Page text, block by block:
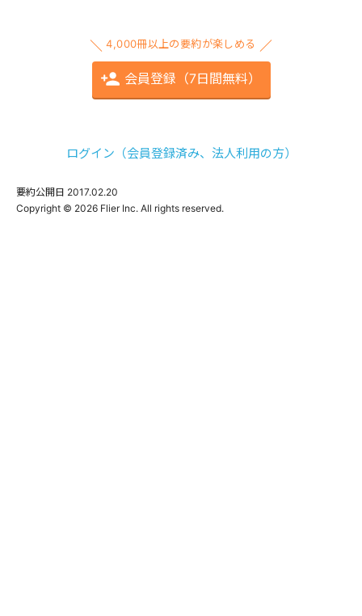
4,000冊以上の要約が楽しめる
会員登録（7日間無料）
ログイン（会員登録済み、法人利用の方）
要約公開日 2017.02.20